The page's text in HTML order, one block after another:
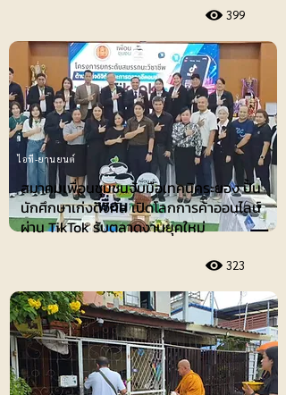
399
ไอที-ยานยนต์
สมาคมเพื่อนชุมชนจับมือเทคนิคระยอง ปั้น
นักศึกษาเก่งดิจิทัล เปิดโลกการค้าออนไลน์
ผ่าน TikTok รับตลาดงานยุคใหม่
323